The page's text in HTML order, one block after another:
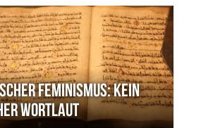
Feminismus: kein
Wortlaut